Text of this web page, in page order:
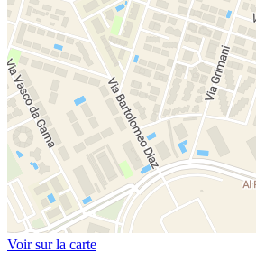
Voir sur la carte